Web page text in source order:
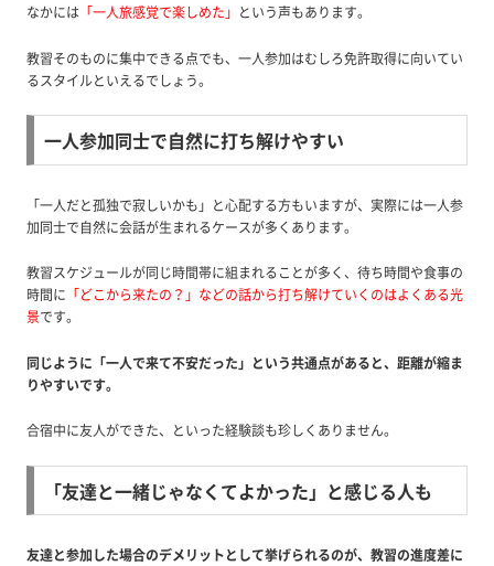
なかには「一人旅感覚で楽しめた」 という声もあります。
教習そのものに集中できる点でも、一人参加はむしろ免許取得に向いてい
るスタイルといえるでしょう。
一人参加同士で自然に打ち解けやすい
「一人だと孤独で寂しいかも」と心配する方もいますが、実際には一人参
加同士で自然に会話が生まれるケースが多くあります。
教習スケジュールが同じ時間帯に組まれることが多く、待ち時間や食事の
時間に 「どこから来たの？」などの話から打ち解けていくのはよくある光
景です。
同じように「一人で来て不安だった」という共通点があると、距離が縮ま
りやすいです。
合宿中に友人ができた、といった経験談も珍しくありません。
「友達と一緒じゃなくてよかった」と感じる人も
友達と参加した場合のデメリットとして挙げられるのが、教習の進度差に